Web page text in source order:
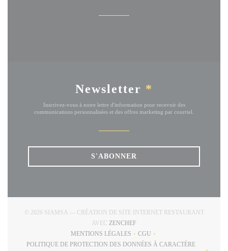
Newsletter *
Inscrivez-vous à notre lettre d'information pour recevoir des
communications personnalisées et des offres marketing par courriel.
S'ABONNER
© 2026 SIAMSA — CRÉATION DE SITE INTERNET RESTAURANT
AVEC ZENCHEF
MENTIONS LÉGALES
CGU
POLITIQUE DE PROTECTION DES DONNÉES À CARACTÈRE